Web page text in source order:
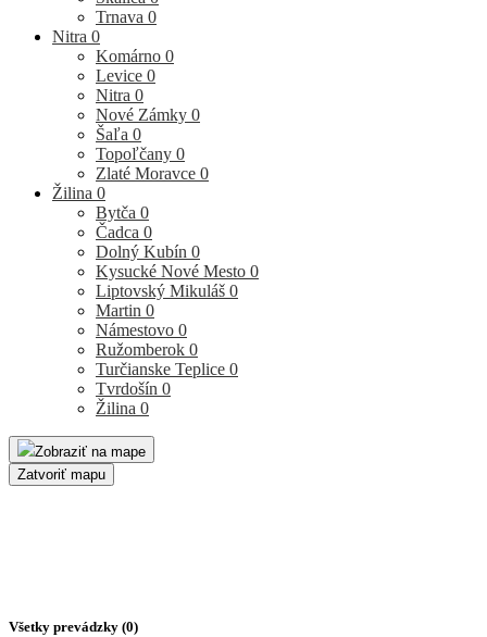
Trnava 0
Nitra 0
Komárno 0
Levice 0
Nitra 0
Nové Zámky 0
Šaľa 0
Topoľčany 0
Zlaté Moravce 0
Žilina 0
Bytča 0
Čadca 0
Dolný Kubín 0
Kysucké Nové Mesto 0
Liptovský Mikuláš 0
Martin 0
Námestovo 0
Ružomberok 0
Turčianske Teplice 0
Tvrdošín 0
Žilina 0
Zobraziť na mape
Zatvoriť mapu
Všetky prevádzky (0)